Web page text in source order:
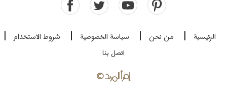
حالات النقص فيه منتشرة على نطاق واسع، خاصة في ظل ظروف
الإجهاد والتوتر التي تزيد من استهلاكه. يُعتبر نقص المغنيسيوم سببًا
رئيسيًا للشعور بالإرهاق والتعب المزمن، مما يستدعي اللجوء إلى
المكملات الغذائية في كثير من الأحيان. معايير اختيار مكمل
المغنيسيوم: التركيز والامتصاص يوجد المغنيسيوم في صورة "أملاح"
الرئيسية من نحن سياسة الخصوصية شروط الاستخدام
اتصل بنا
إقرأ المزيد©